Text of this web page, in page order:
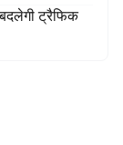
ट्रैफिक